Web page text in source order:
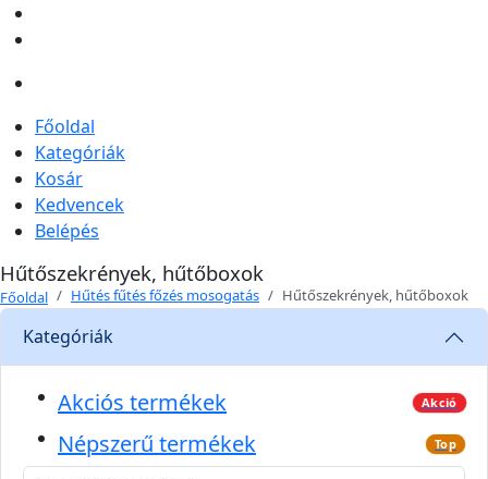
Főoldal
Kategóriák
Kosár
Kedvencek
Belépés
Hűtőszekrények, hűtőboxok
Főoldal Hűtés fűtés főzés mosogatás Hűtőszekrények, hűtőboxok
Kategóriák
Akciós termékek Akció
Népszerű termékek Top